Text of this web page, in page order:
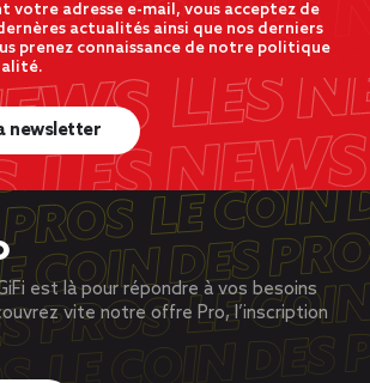
votre adresse e-mail, vous acceptez de
actualités ainsi que nos derniers
prenez connaissance de notre politique
newsletter
est là pour répondre à vos besoins
vite notre offre Pro, l’inscription